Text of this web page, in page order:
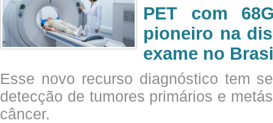
PET com
pioneiro na
exame no
Esse novo recurso diagnóstico tem
detecção de tumores primários e
câncer.